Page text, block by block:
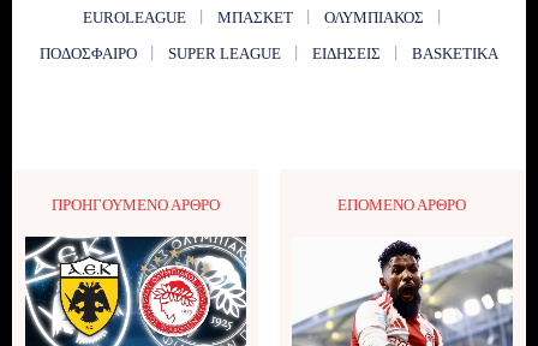
EUROLEAGUE ΜΠΆΣΚΕΤ
ΟΛΥΜΠΙΑΚΌΣ
ΠΟΔΌΣΦΑΙΡΟ
SUPER LEAGUE ΕΙΔΉΣΕΙΣ BASKETIKA
ΠΡΟΗΓΟΎΜΕΝΟ ΆΡΘΡΟ ΕΠΌΜΕΝΟ ΆΡΘΡΟ